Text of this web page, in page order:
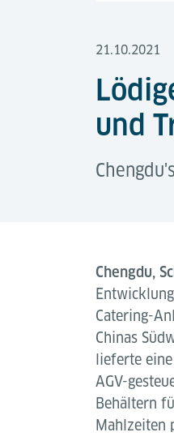
21.10.2021
und
Chengdu,
Catering-
Chinas
lieferte
AGV-
Behältern
Mahlzeiten